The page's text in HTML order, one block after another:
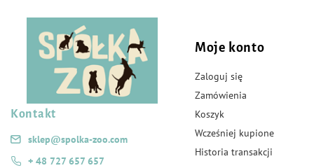
Kontakt
sklep@spolka-zoo.com
+ 48 727 657 657
Moje konto
Zaloguj się
Zamówienia
Koszyk
Wcześniej kupione
Historia transakcji